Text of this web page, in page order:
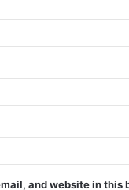
and website in this